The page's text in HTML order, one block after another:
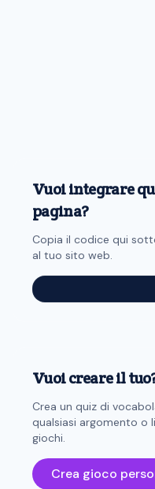
Vuoi integrare
pagina?
Copia il codice qui
al tuo sito web.
Vuoi creare il
Crea un quiz di
qualsiasi argomento o
giochi.
Crea gioco